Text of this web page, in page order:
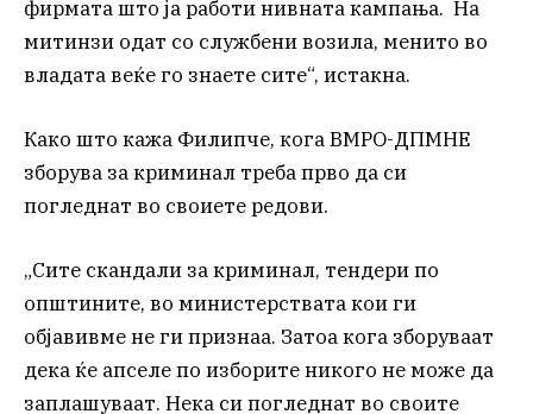
фирмата што ја работи нивната кампања. На
митинзи одат со службени возила, менито во
владата веќе го знаете сите“, истакна.
Како што кажа Филипче, кога ВМРО-ДПМНЕ
зборува за криминал треба прво да си
погледнат во своиете редови.
„Сите скандали за криминал, тендери по
општините, во министерствата кои ги
објавивме не ги признаа. Затоа кога зборуваат
дека ќе апселе по изборите никого не може да
заплашуваат. Нека си погледнат во своите